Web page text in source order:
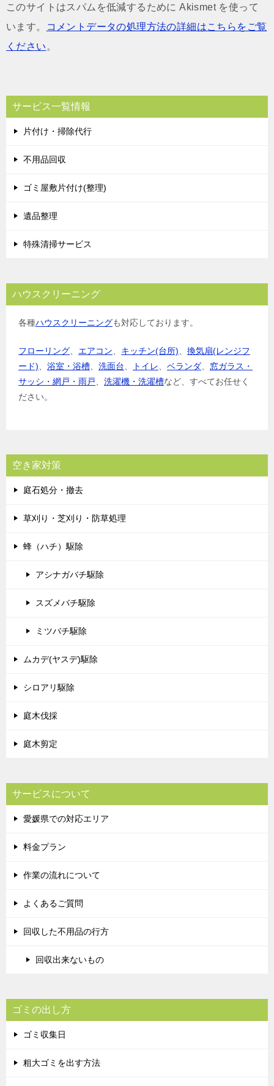
このサイトはスパムを低減するために Akismet を使って
います。
コメントデータの処理方法の詳細はこちらをご覧
ください 。
サービス一覧情報
片付け・掃除代行
不用品回収
ゴミ屋敷片付け(整理)
遺品整理
特殊清掃サービス
ハウスクリーニング
各種ハウスクリーニングも対応しております。
フローリング エアコン キッチン(台所)
換気扇(レンジフ
ード)
浴室・浴槽 洗面台 トイレ ベランダ
窓ガラス・
サッシ・網戸・雨戸
洗濯機・洗濯槽など、すべてお任せく
ださい。
空き家対策
庭石処分・撤去
草刈り・芝刈り・防草処理
蜂（ハチ）駆除
アシナガバチ駆除
スズメバチ駆除
ミツバチ駆除
ムカデ(ヤスデ)駆除
シロアリ駆除
庭木伐採
庭木剪定
サービスについて
愛媛県での対応エリア
料金プラン
作業の流れについて
よくあるご質問
回収した不用品の行方
回収出来ないもの
ゴミの出し方
ゴミ収集日
粗大ゴミを出す方法